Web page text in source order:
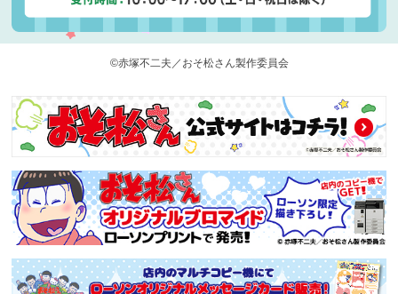
©赤塚不二夫／おそ松さん製作委員会